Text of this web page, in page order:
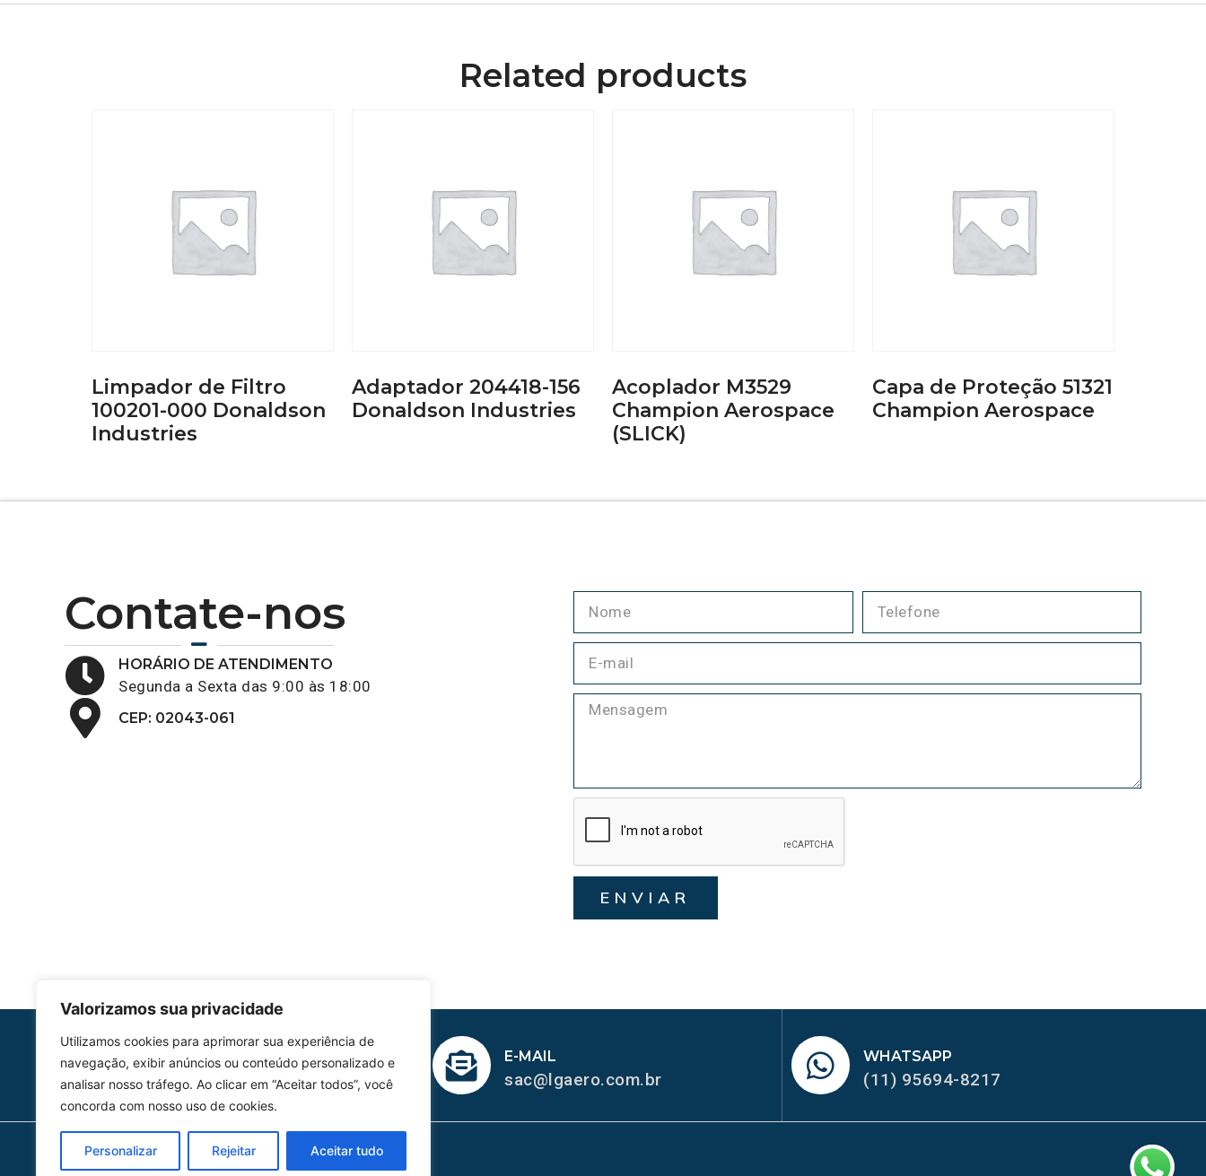
Valorizamos sua privacidade
Utilizamos cookies para aprimorar sua experiência de
navegação, exibir anúncios ou conteúdo personalizado e
analisar nosso tráfego. Ao clicar em “Aceitar todos”, você
concorda com nosso uso de cookies.
Personalizar Rejeitar Aceitar tudo
Related products
Limpador de Filtro
100201-000 Donaldson
Industries
Adaptador 204418-156
Donaldson Industries
Acoplador M3529
Champion Aerospace
(SLICK)
Capa de Proteção 51321
Champion Aerospace
Contate-nos
HORÁRIO DE ATENDIMENTO
Segunda a Sexta das 9:00 às 18:00
CEP: 02043-061
ENVIAR
HOMOLGAÇÃO
COM 2109-02/ANAC
E-MAIL
sac@lgaero.com.br
WHATSAPP
(11) 95694-8217